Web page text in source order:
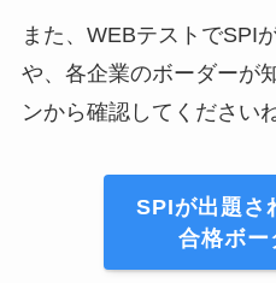
また、WEBテストでSPI
や、各企業のボーダーが
ンから確認してくださいね
SPIが出題さ
合格ボー